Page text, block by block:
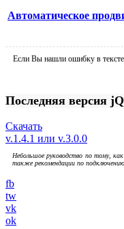
Автоматическое
Если Вы нашли ошибку в
Последняя версия
Скачать
v.1.4.1 или v.3.0.0
Небольшое руководство по тому,
также рекомендации по
fb
tw
vk
ok